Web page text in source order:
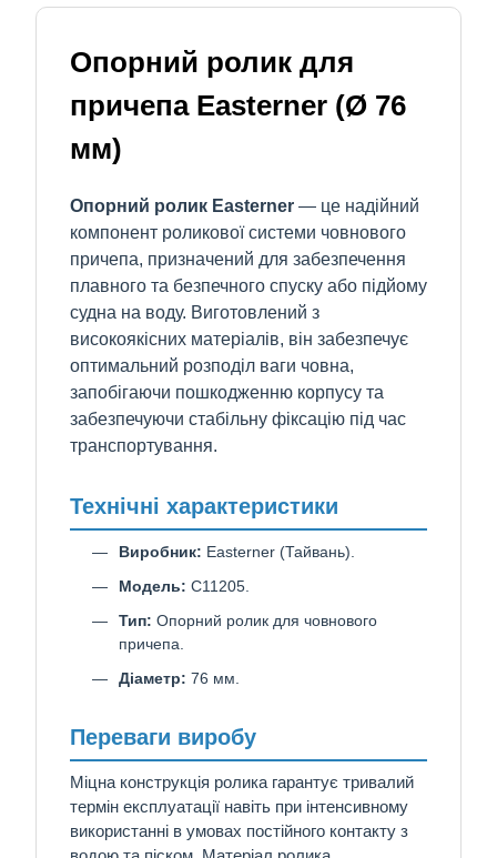
Опорний ролик для
причепа Easterner (Ø 76
мм)
Опорний ролик Easterner — це надійний
компонент роликової системи човнового
причепа, призначений для забезпечення
плавного та безпечного спуску або підйому
судна на воду. Виготовлений з
високоякісних матеріалів, він забезпечує
оптимальний розподіл ваги човна,
запобігаючи пошкодженню корпусу та
забезпечуючи стабільну фіксацію під час
транспортування.
Технічні характеристики
Виробник: Easterner (Тайвань).
Модель: C11205.
Тип: Опорний ролик для човнового
причепа.
Діаметр: 76 мм.
Переваги виробу
Міцна конструкція ролика гарантує тривалий
термін експлуатації навіть при інтенсивному
використанні в умовах постійного контакту з